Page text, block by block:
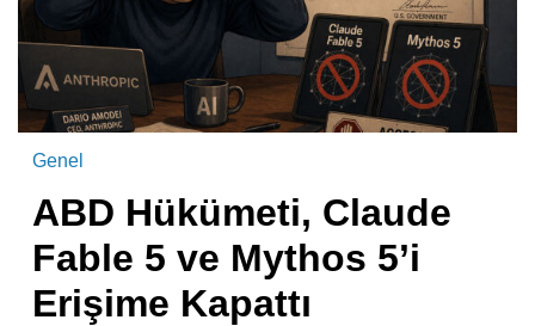
Genel
ABD Hükümeti, Claude
Fable 5 ve Mythos 5’i
Erişime Kapattı